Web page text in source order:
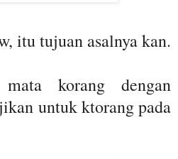
itu tujuan asalnya kan.
korang dengan
untuk ktorang pada